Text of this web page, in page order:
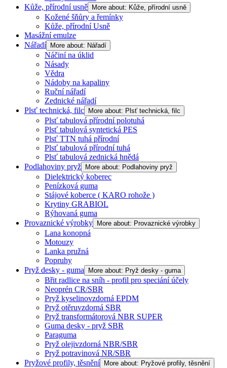
Kůže, přírodní usně
More about: Kůže, přírodní usně
Kožené šňůry a řemínky
Kůže, přírodní Usně
Masážní emulze
Nářadí
More about: Nářadí
Náčiní na úklid
Násady
Vědra
Nádoby na kapaliny
Ruční nářadí
Zednické nářadí
Plsť technická, filc
More about: Plsť technická, filc
Plsť tabulová přírodní polotuhá
Plsť tabulová syntetická PES
Plsť TTN tuhá přírodní
Plsť tabulová přírodní tuhá
Plsť tabulová zednická hnědá
Podlahoviny pryž
More about: Podlahoviny pryž
Dielektrický koberec
Penízková guma
Stájové koberce ( KARO rohože )
Krytiny GRABIOL
Rýhovaná guma
Provaznické výrobky
More about: Provaznické výrobky
Lana konopná
Motouzy
Lanka pružná
Popruhy
Pryž desky - guma
More about: Pryž desky - guma
Břit radlice na sníh - profil pro speciání účely
Neoprén CR/SBR
Pryž kyselinovzdorná EPDM
Pryž otěruvzdorná SBR
Pryž transformátorová NBR SUPER
Guma desky - pryž SBR
Paraguma
Pryž olejivzdorná NBR/SBR
Pryž potravinová NR/SBR
Pryžové profily, těsnění
More about: Pryžové profily, těsnění